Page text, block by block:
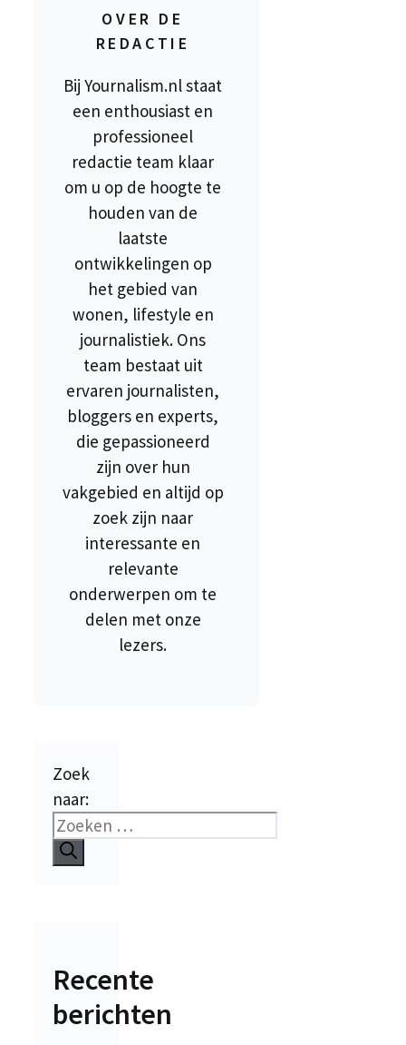
OVER DE
REDACTIE
Bij Yournalism.nl staat
een enthousiast en
professioneel
redactie team klaar
om u op de hoogte te
houden van de
laatste
ontwikkelingen op
het gebied van
wonen, lifestyle en
journalistiek. Ons
team bestaat uit
ervaren journalisten,
bloggers en experts,
die gepassioneerd
zijn over hun
vakgebied en altijd op
zoek zijn naar
interessante en
relevante
onderwerpen om te
delen met onze
lezers.
Zoek
naar:
Recente
berichten